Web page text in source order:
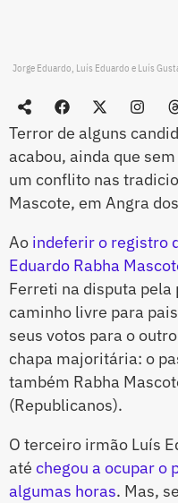
Jorge Eduardo, Luís Eduardo e Luís
Terror de alguns
acabou, ainda que
um conflito nas
Mascote, em Angra
Ao indeferir o registro
Eduardo Rabha
Ferreti na disputa
caminho livre para
seus votos para o
chapa majoritária: o
também Rabha
(Republicanos).
O terceiro irmão Luís
até chegou a ocupar o
algumas horas. Mas,